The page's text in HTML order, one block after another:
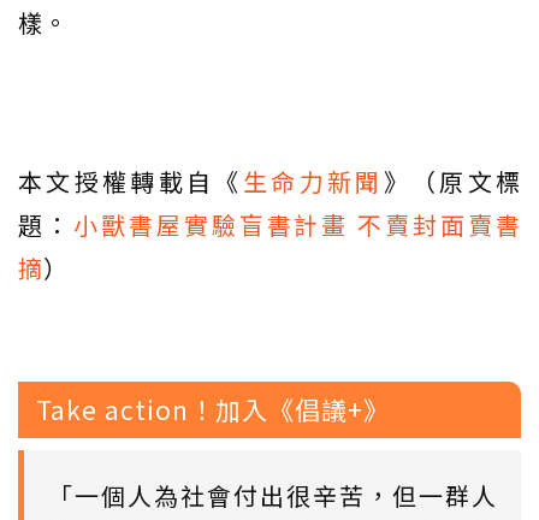
樣。
本文授權轉載自《 生命力新聞 》（原文標
題： 小獸書屋實驗盲書計畫 不賣封面賣書
摘）
Take action！加入《倡議+》
「一個人為社會付出很辛苦，但一群人